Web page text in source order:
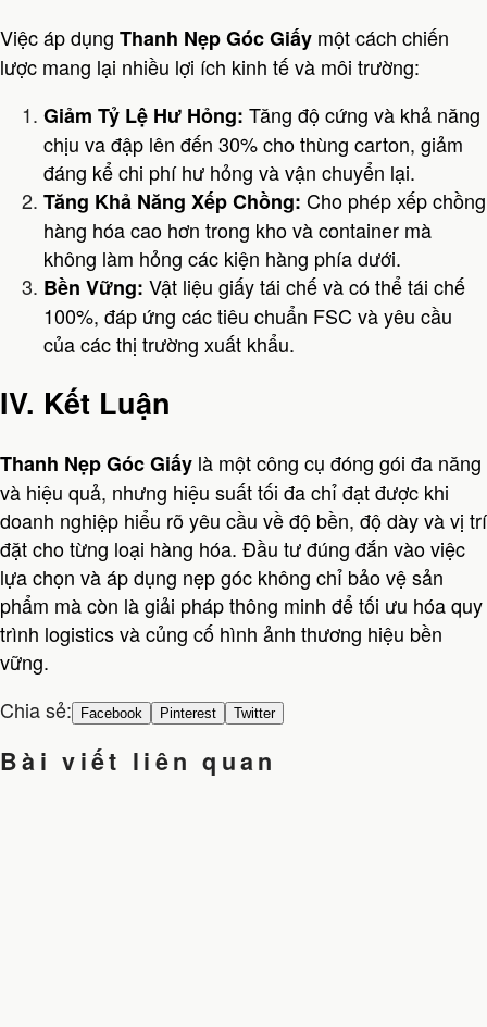
Việc áp dụng Thanh Nẹp Góc Giấy một cách chiến
lược mang lại nhiều lợi ích kinh tế và môi trường:
Giảm Tỷ Lệ Hư Hỏng: Tăng độ cứng và khả năng
chịu va đập lên đến 30% cho thùng carton, giảm
đáng kể chi phí hư hỏng và vận chuyển lại.
Tăng Khả Năng Xếp Chồng: Cho phép xếp chồng
hàng hóa cao hơn trong kho và container mà
không làm hỏng các kiện hàng phía dưới.
Bền Vững: Vật liệu giấy tái chế và có thể tái chế
100%, đáp ứng các tiêu chuẩn FSC và yêu cầu
của các thị trường xuất khẩu.
IV. Kết Luận
Thanh Nẹp Góc Giấy là một công cụ đóng gói đa năng
và hiệu quả, nhưng hiệu suất tối đa chỉ đạt được khi
doanh nghiệp hiểu rõ yêu cầu về độ bền, độ dày và vị trí
đặt cho từng loại hàng hóa. Đầu tư đúng đắn vào việc
lựa chọn và áp dụng nẹp góc không chỉ bảo vệ sản
phẩm mà còn là giải pháp thông minh để tối ưu hóa quy
trình logistics và củng cố hình ảnh thương hiệu bền
vững.
Chia sẻ:
Facebook Pinterest Twitter
Bài viết liên quan